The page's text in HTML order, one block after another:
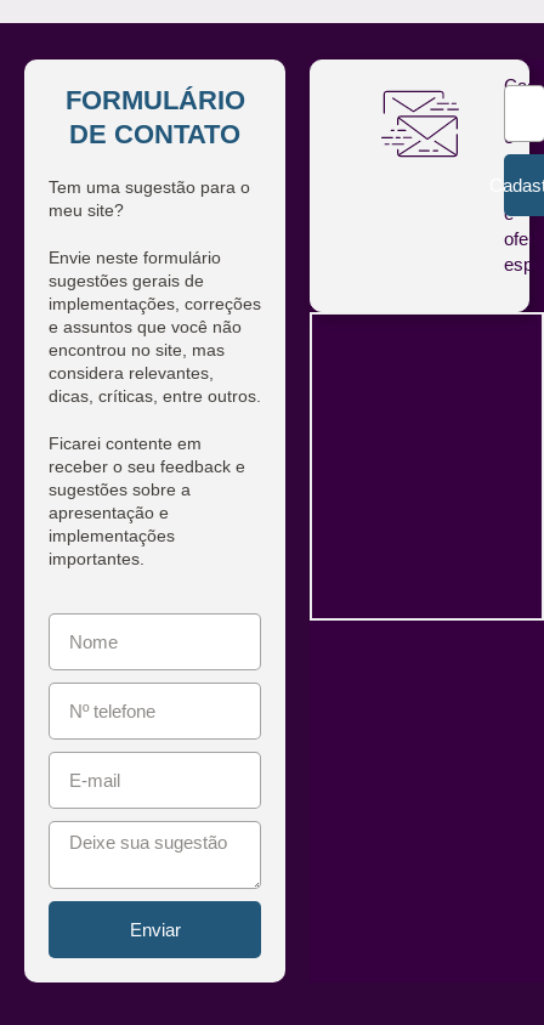
FORMULÁRIO
DE CONTATO
Tem uma sugestão para o
meu site?
Envie neste formulário
sugestões gerais de
implementações, correções
e assuntos que você não
encontrou no site, mas
considera relevantes,
dicas, críticas, entre outros.
Ficarei contente em
receber o seu feedback e
sugestões sobre a
apresentação e
implementações
importantes.
Enviar
e
e